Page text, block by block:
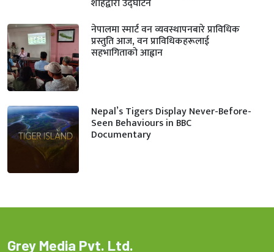
शाहद्वारा उद्घाटन
नेपालमा स्मार्ट वन व्यवस्थापनबारे प्राविधिक
प्रस्तुति आज, वन प्राविधिकहरूलाई
सहभागिताको आह्वान
Nepal’s Tigers Display Never-Before-
Seen Behaviours in BBC
Documentary
Grey Media Pvt. Ltd.